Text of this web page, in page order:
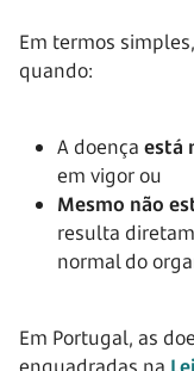
Em termos
quando:
A doença está
em vigor ou
Mesmo não
resulta
normal do
Em Portugal, as